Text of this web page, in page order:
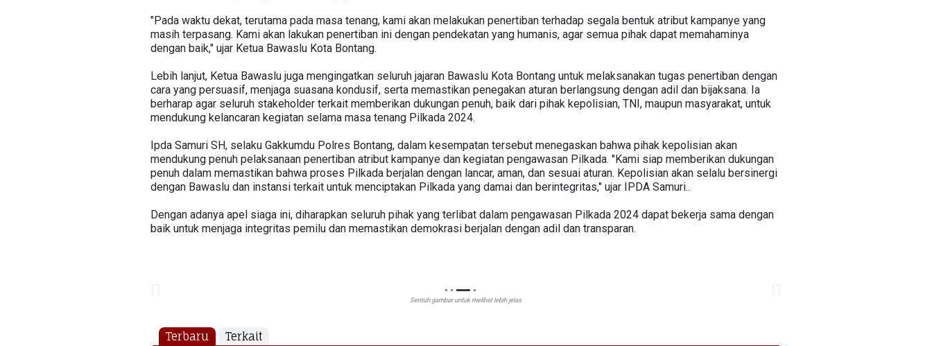
"Pada waktu dekat, terutama pada masa tenang, kami akan melakukan penertiban terhadap segala bentuk atribut kampanye yang
masih terpasang. Kami akan lakukan penertiban ini dengan pendekatan yang humanis, agar semua pihak dapat memahaminya
dengan baik," ujar Ketua Bawaslu Kota Bontang.
Lebih lanjut, Ketua Bawaslu juga mengingatkan seluruh jajaran Bawaslu Kota Bontang untuk melaksanakan tugas penertiban dengan
cara yang persuasif, menjaga suasana kondusif, serta memastikan penegakan aturan berlangsung dengan adil dan bijaksana. Ia
berharap agar seluruh stakeholder terkait memberikan dukungan penuh, baik dari pihak kepolisian, TNI, maupun masyarakat, untuk
mendukung kelancaran kegiatan selama masa tenang Pilkada 2024.
Ipda Samuri SH, selaku Gakkumdu Polres Bontang, dalam kesempatan tersebut menegaskan bahwa pihak kepolisian akan
mendukung penuh pelaksanaan penertiban atribut kampanye dan kegiatan pengawasan Pilkada. "Kami siap memberikan dukungan
penuh dalam memastikan bahwa proses Pilkada berjalan dengan lancar, aman, dan sesuai aturan. Kepolisian akan selalu bersinergi
dengan Bawaslu dan instansi terkait untuk menciptakan Pilkada yang damai dan berintegritas," ujar IPDA Samuri..
Dengan adanya apel siaga ini, diharapkan seluruh pihak yang terlibat dalam pengawasan Pilkada 2024 dapat bekerja sama dengan
baik untuk menjaga integritas pemilu dan memastikan demokrasi berjalan dengan adil dan transparan.
Sentuh gambar untuk melihat lebih jelas
Terbaru Terkait